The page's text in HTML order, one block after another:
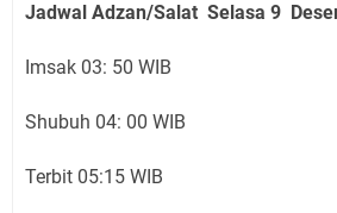
Jadwal Adzan/Salat Selasa 9
Imsak 03: 50 WIB
Shubuh 04: 00 WIB
Terbit 05:15 WIB